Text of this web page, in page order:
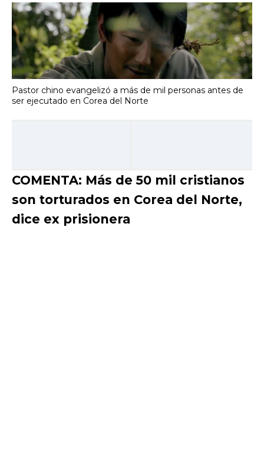
Pastor chino evangelizó a más de mil personas antes de
ser ejecutado en Corea del Norte
COMENTA: Más de 50 mil cristianos
son torturados en Corea del Norte,
dice ex prisionera